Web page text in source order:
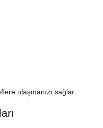
ulaşmanızı sağlar.